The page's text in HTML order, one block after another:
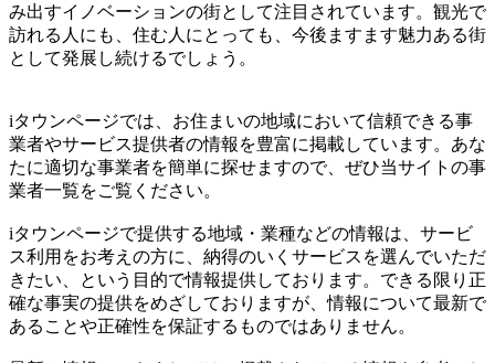
み出すイノベーションの街として注目されています。観光で
訪れる人にも、住む人にとっても、今後ますます魅力ある街
として発展し続けるでしょう。
iタウンページでは、お住まいの地域において信頼できる事
業者やサービス提供者の情報を豊富に掲載しています。あな
たに適切な事業者を簡単に探せますので、ぜひ当サイトの事
業者一覧をご覧ください。
iタウンページで提供する地域・業種などの情報は、サービ
ス利用をお考えの方に、納得のいくサービスを選んでいただ
きたい、という目的で情報提供しております。できる限り正
確な事実の提供をめざしておりますが、情報について最新で
あることや正確性を保証するものではありません。